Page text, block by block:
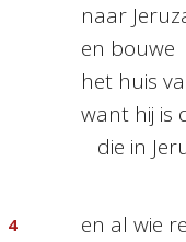
naar
en bouwe
het huis
want hij is
die in
4
en al wie